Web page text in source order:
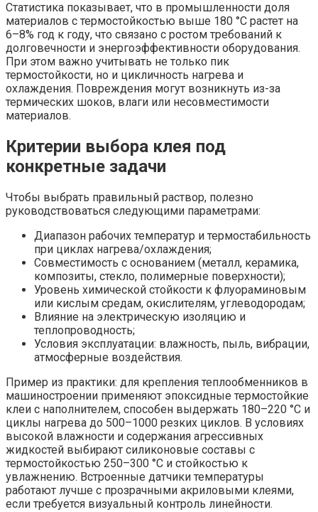
Статистика показывает, что в промышленности доля
материалов с термостойкостью выше 180 °C растет на
6–8% год к году, что связано с ростом требований к
долговечности и энергоэффективности оборудования.
При этом важно учитывать не только пик
термостойкости, но и цикличность нагрева и
охлаждения. Повреждения могут возникнуть из-за
термических шоков, влаги или несовместимости
материалов.
Критерии выбора клея под
конкретные задачи
Чтобы выбрать правильный раствор, полезно
руководствоваться следующими параметрами:
Диапазон рабочих температур и термостабильность
при циклах нагрева/охлаждения;
Совместимость с основанием (металл, керамика,
композиты, стекло, полимерные поверхности);
Уровень химической стойкости к флуораминовым
или кислым средам, окислителям, углеводородам;
Влияние на электрическую изоляцию и
теплопроводность;
Условия эксплуатации: влажность, пыль, вибрации,
атмосферные воздействия.
Пример из практики: для крепления теплообменников в
машиностроении применяют эпоксидные термостойкие
клеи с наполнителем, способен выдержать 180–220 °C и
циклы нагрева до 500–1000 резких циклов. В условиях
высокой влажности и содержания агрессивных
жидкостей выбирают силиконовые составы с
термостойкостью 250–300 °C и стойкостью к
увлажнению. Встроенные датчики температуры
работают лучше с прозрачными акриловыми клеями,
если требуется визуальный контроль линейности.